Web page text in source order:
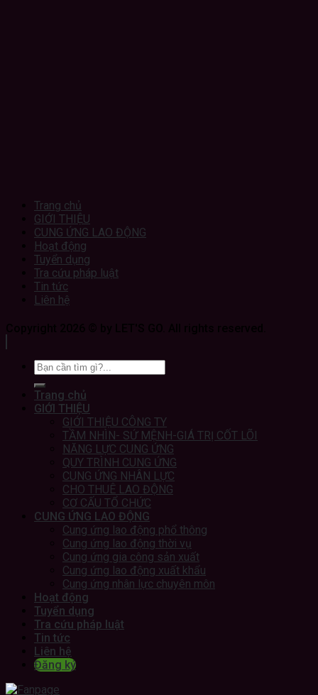
Trang chủ
GIỚI THIỆU
CUNG ỨNG LAO ĐỘNG
Hoạt động
Tuyển dụng
Tra cứu pháp luật
Tin tức
Liên hệ
Trang chủ
GIỚI THIỆU
GIỚI THIỆU CÔNG TY
TẦM NHÌN- SỨ MỆNH-GIÁ TRỊ CỐT LÕI
NĂNG LỰC CUNG ỨNG
QUY TRÌNH CUNG ỨNG
CUNG ỨNG NHÂN LỰC
CHO THUÊ LAO ĐỘNG
CƠ CẤU TỔ CHỨC
CUNG ỨNG LAO ĐỘNG
Cung ứng lao động phổ thông
Cung ứng lao động thời vụ
Cung ứng gia công sản xuất
Cung ứng lao động xuất khẩu
Cung ứng nhân lực chuyên môn
Hoạt động
Tuyển dụng
Tra cứu pháp luật
Tin tức
Liên hệ
Đăng ký